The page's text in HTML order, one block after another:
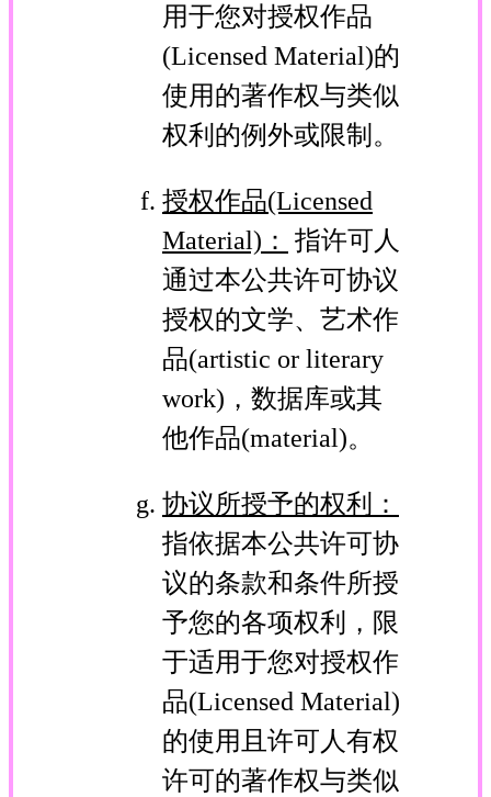
用于您对授权作品
(Licensed Material)的
使用的著作权与类似
权利的例外或限制。
授权作品(Licensed
Material)：
指许可人
通过本公共许可协议
授权的文学、艺术作
品(artistic or literary
work)，数据库或其
他作品(material)。
协议所授予的权利：
指依据本公共许可协
议的条款和条件所授
予您的各项权利，限
于适用于您对授权作
品(Licensed Material)
的使用且许可人有权
许可的著作权与类似